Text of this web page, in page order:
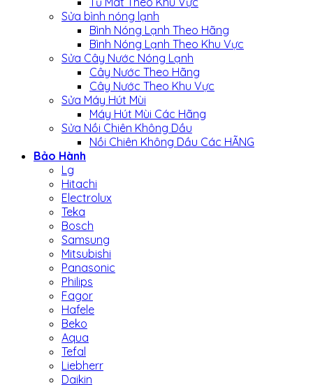
Sửa bình nóng lạnh
Bình Nóng Lạnh Theo Hãng
Bình Nóng Lạnh Theo Khu Vực
Sửa Cây Nước Nóng Lạnh
Cây Nước Theo Hãng
Cây Nước Theo Khu Vực
Sửa Máy Hút Mùi
Máy Hút Mùi Các Hãng
Sửa Nồi Chiên Không Dầu
Nồi Chiên Không Dầu Các HÃNG
Bảo Hành
Lg
Hitachi
Electrolux
Teka
Bosch
Samsung
Mitsubishi
Panasonic
Philips
Fagor
Hafele
Beko
Aqua
Tefal
Liebherr
Daikin